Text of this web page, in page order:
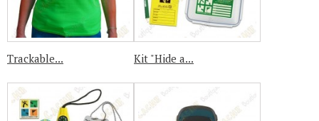
Trackable... Kit "Hide a...